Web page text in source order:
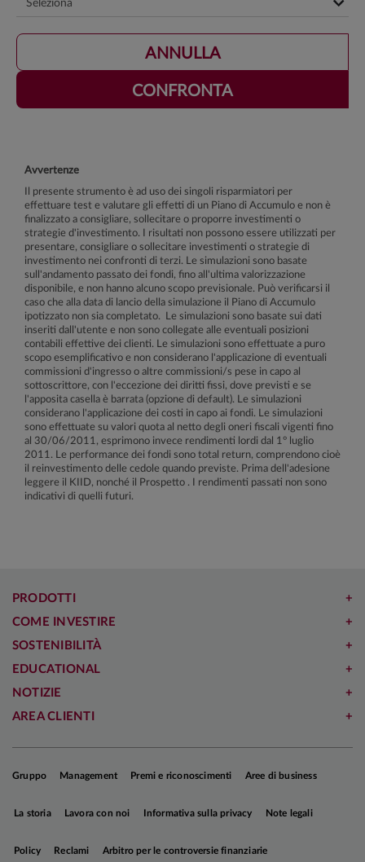
Avvertenze
Il presente strumento è ad uso dei singoli risparmiatori per
effettuare test e valutare gli effetti di un Piano di Accumulo e non è
finalizzato a consigliare, sollecitare o proporre investimenti o
strategie d'investimento. I risultati non possono essere utilizzati per
presentare, consigliare o sollecitare investimenti o strategie di
investimento nei confronti di terzi. Le simulazioni sono basate
sull'andamento passato dei fondi, fino all'ultima valorizzazione
disponibile, e non hanno alcuno scopo previsionale. Può verificarsi il
caso che alla data di lancio della simulazione il Piano di Accumulo
ipotizzato non sia completato. Le simulazioni sono basate sui dati
inseriti dall'utente e non sono collegate alle eventuali posizioni
contabili effettive dei clienti. Le simulazioni sono effettuate a puro
scopo esemplificativo e non considerano l'applicazione di eventuali
commissioni d'ingresso o altre commissioni/s pese in capo al
sottoscrittore, con l'eccezione dei diritti fissi, dove previsti e se
l'apposita casella è barrata (opzione di default). Le simulazioni
considerano l'applicazione dei costi in capo ai fondi. Le simulazioni
sono effettuate su valori quota al netto degli oneri fiscali vigenti fino
al 30/06/2011, esprimono invece rendimenti lordi dal 1° luglio
2011. Le performance dei fondi sono total return, comprendono cioè
il reinvestimento delle cedole quando previste. Prima dell'adesione
leggere il KIID, nonché il Prospetto . I rendimenti passati non sono
indicativi di quelli futuri.
PRODOTTI
COME INVESTIRE
SOSTENIBILITÀ
EDUCATIONAL
NOTIZIE
AREA CLIENTI
Gruppo Management Premi e riconoscimenti Aree di business
La storia Lavora con noi Informativa sulla privacy Note legali
Policy Reclami Arbitro per le controversie finanziarie